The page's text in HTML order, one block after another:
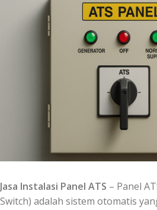
Jasa Instalasi Panel ATS – Panel
Switch) adalah sistem otomatis